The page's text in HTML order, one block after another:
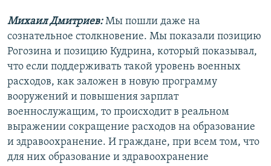
Михаил Дмитриев:Мы пошли даже на
сознательное столкновение. Мы показали позицию
Рогозина и позицию Кудрина, который показывал,
что если поддерживать такой уровень военных
расходов, как заложен в новую программу
вооружений и повышения зарплат
военнослужащим, то происходит в реальном
выражении сокращение расходов на образование
и здравоохранение. И граждане, при всем том, что
для них образование и здравоохранение